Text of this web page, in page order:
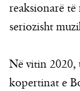
reaksionarë të
seriozisht
Në vitin 2020,
kopertinat e